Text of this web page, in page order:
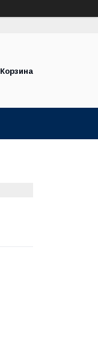
Корзина